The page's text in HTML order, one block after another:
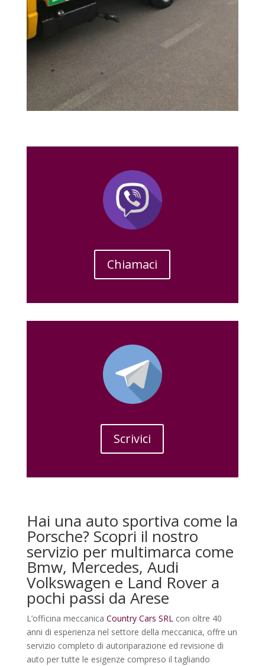
Chiamaci
Scrivici
Hai una auto sportiva come la
Porsche? Scopri il nostro
servizio per multimarca come
Bmw, Mercedes, Audi
Volkswagen e Land Rover a
pochi passi da Arese
L’officina meccanica Country Cars SRL con oltre 40
anni di esperienza nel settore della meccanica, offre un
servizio completo di autoriparazione ed revisione di
auto per tutte le esigenze compreso il tagliando